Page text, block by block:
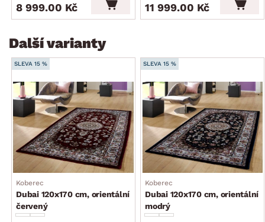
8 999.00 Kč 11 999.00 Kč
Další varianty
SLEVA 15 %
Koberec
Dubai 120x170 cm, orientální
červený
SLEVA 15 %
Koberec
Dubai 120x170 cm, orientální
modrý